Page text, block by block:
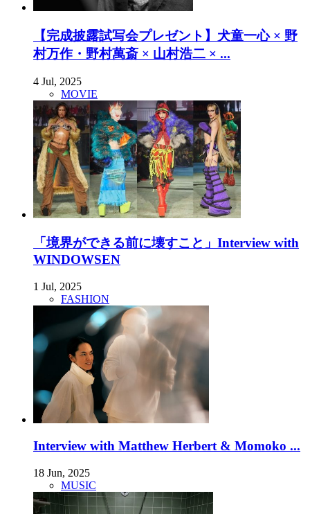
【完成披露試写会プレゼント】犬童一心 × 野
村万作・野村萬斎 × 山村浩二 × ...
4 Jul, 2025
MOVIE
「境界ができる前に壊すこと」Interview with
WINDOWSEN
1 Jul, 2025
FASHION
Interview with Matthew Herbert & Momoko ...
18 Jun, 2025
MUSIC